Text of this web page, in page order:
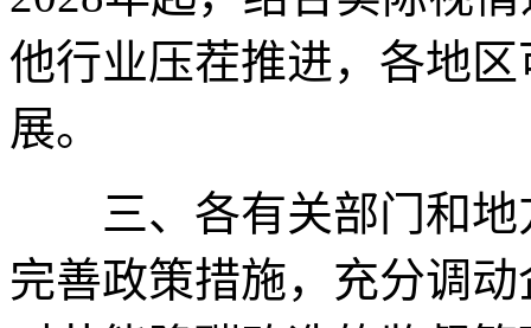
他行业压茬推进，各地
展。
三、各有关部门和地
完善政策措施，充分调